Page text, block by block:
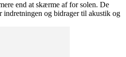
end at skærme af for solen. De
indretningen og bidrager til akustik og